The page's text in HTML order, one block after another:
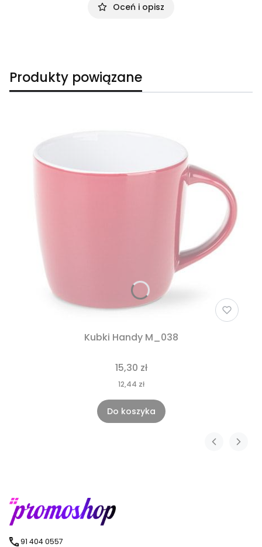
Oceń i opisz
Produkty powiązane
Kubki Handy M_038
15,30 zł
12,44 zł
Do koszyka
91 404 0557